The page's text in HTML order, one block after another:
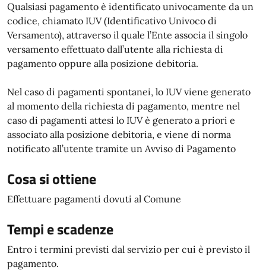
Qualsiasi pagamento è identificato univocamente da un
codice, chiamato IUV (Identificativo Univoco di
Versamento), attraverso il quale l’Ente associa il singolo
versamento effettuato dall’utente alla richiesta di
pagamento oppure alla posizione debitoria.
Nel caso di pagamenti spontanei, lo IUV viene generato
al momento della richiesta di pagamento, mentre nel
caso di pagamenti attesi lo IUV è generato a priori e
associato alla posizione debitoria, e viene di norma
notificato all’utente tramite un Avviso di Pagamento
Cosa si ottiene
Effettuare pagamenti dovuti al Comune
Tempi e scadenze
Entro i termini previsti dal servizio per cui è previsto il
pagamento.